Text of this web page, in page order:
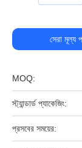
MOQ:
স্ট্যান্ডার্ড প্যাকেজিং:
প্রসবের সময়ের:
সেরা মূল্য